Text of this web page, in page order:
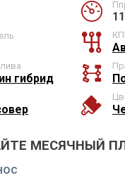
гибрид
МЕСЯЧНЫЙ